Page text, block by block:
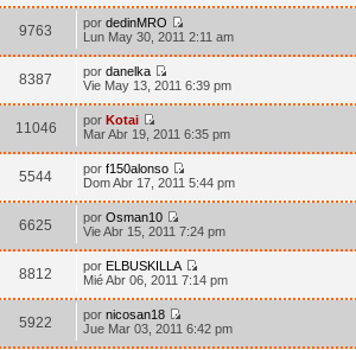
9763 por dedinMRO
Lun May 30, 2011 2:11 am
8387 por danelka
Vie May 13, 2011 6:39 pm
11046 por Kotai
Mar Abr 19, 2011 6:35 pm
5544 por f150alonso
Dom Abr 17, 2011 5:44 pm
6625 por Osman10
Vie Abr 15, 2011 7:24 pm
8812 por ELBUSKILLA
Mié Abr 06, 2011 7:14 pm
5922 por nicosan18
Jue Mar 03, 2011 6:42 pm